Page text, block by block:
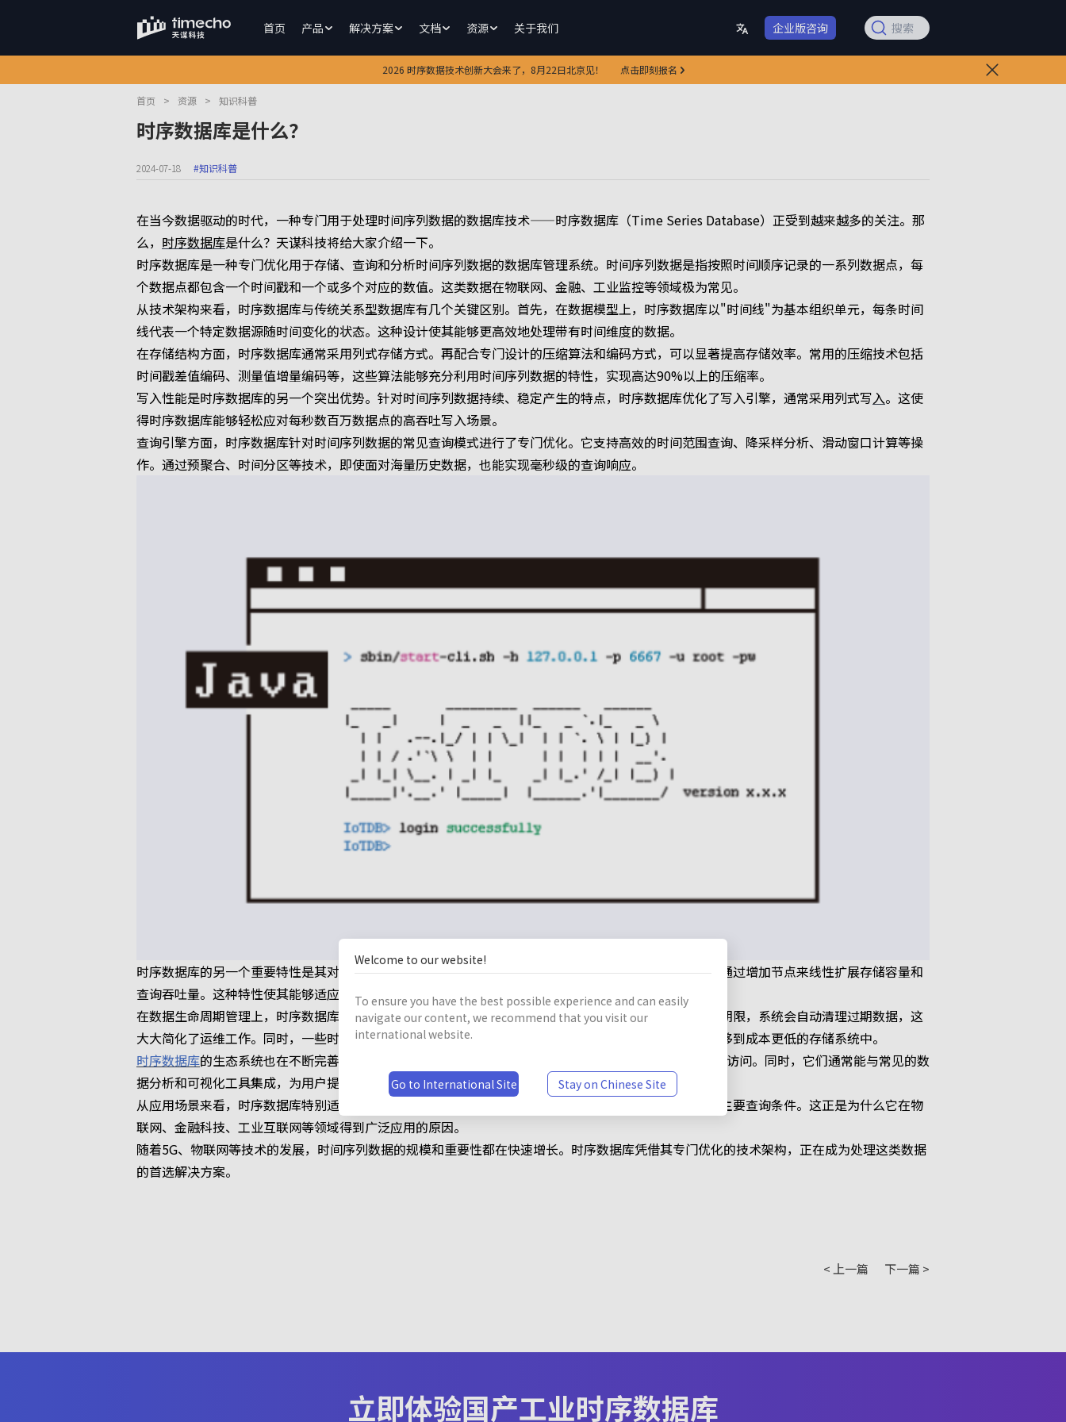
首页 产品 解决方案 文档 资源 关于我们 企业版咨询 搜索
2026 时序数据技术创新大会来了，8月22日北京见！ 点击即刻报名
首页 > 资源 > 知识科普
时序数据库是什么？
2024-07-18 #知识科普
在当今数据驱动的时代，一种专门用于处理时间序列数据的数据库技术——时序数据库（Time Series Database）正受到越来越多的关注。那
么， 时序数据库是什么？天谋科技将给大家介绍一下。
时序数据库是一种专门优化用于存储、查询和分析时间序列数据的数据库管理系统。时间序列数据是指按照时间顺序记录的一系列数据点，每
个数据点都包含一个时间戳和一个或多个对应的数值。这类数据在物联网、金融、工业监控等领域极为常见。
从技术架构来看，时序数据库与传统关系型数据库有几个关键区别。首先，在数据模型上，时序数据库以"时间线"为基本组织单元，每条时间
线代表一个特定数据源随时间变化的状态。这种设计使其能够更高效地处理带有时间维度的数据。
在存储结构方面，时序数据库通常采用列式存储方式。再配合专门设计的压缩算法和编码方式，可以显著提高存储效率。常用的压缩技术包括
时间戳差值编码、测量值增量编码等，这些算法能够充分利用时间序列数据的特性，实现高达90%以上的压缩率。
写入性能是时序数据库的另一个突出优势。针对时间序列数据持续、稳定产生的特点，时序数据库优化了写入引擎，通常采用列式写入。这使
得时序数据库能够轻松应对每秒数百万数据点的高吞吐写入场景。
查询引擎方面，时序数据库针对时间序列数据的常见查询模式进行了专门优化。它支持高效的时间范围查询、降采样分析、滑动窗口计算等操
作。通过预聚合、时间分区等技术，即使面对海量历史数据，也能实现毫秒级的查询响应。
时序数据库的另一个重要特性是其对大规模数据的可扩展性。大多数时序数据库都支持分布式架构，可以通过增加节点来线性扩展存储容量和
查询吞吐量。这种特性使其能够适应从边缘设备到云端的不同规模部署需求。
在数据生命周期管理上，时序数据库通常提供自动化的数据保留策略。用户可以根据需要设置数据的保存期限，系统会自动清理过期数据，这
大大简化了运维工作。同时，一些时序数据库还支持多级存储，将热数据保存在高速存储介质，冷数据迁移到成本更低的存储系统中。
时序数据库的生态系统也在不断完善。现在主流的时序数据库都提供了丰富的API接口，支持多种编程语言访问。同时，它们通常能与常见的数
据分析和可视化工具集成，为用户提供端到端的解决方案。
从应用场景来看，时序数据库特别适合处理具有以下特征的数据：持续产生、按时间排序、以时间维度为主要查询条件。这正是为什么它在物
联网、金融科技、工业互联网等领域得到广泛应用的原因。
随着5G、物联网等技术的发展，时间序列数据的规模和重要性都在快速增长。时序数据库凭借其专门优化的技术架构，正在成为处理这类数据
的首选解决方案。
< 上一篇 下一篇 >
立即体验国产工业时序数据库
Welcome to our website!
To ensure you have the best possible experience and can easily
navigate our content, we recommend that you visit our
international website.
Go to International Site Stay on Chinese Site